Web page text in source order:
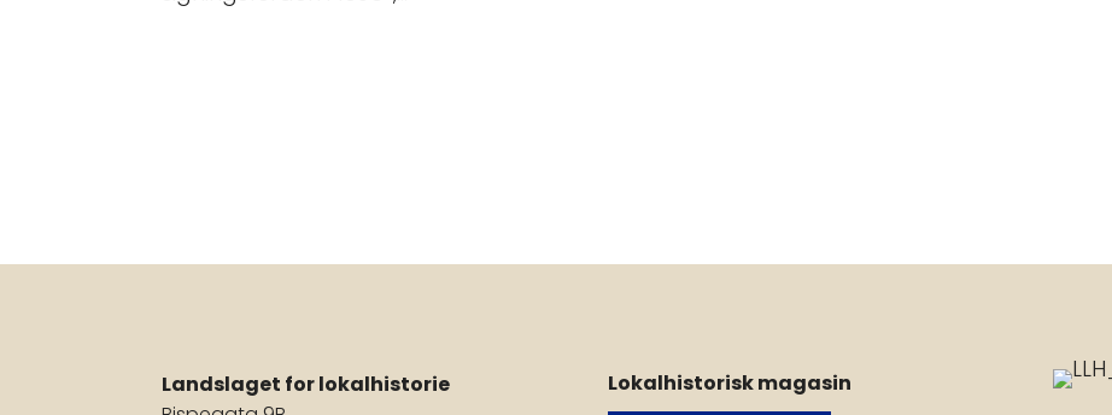
Landslaget for lokalhistorie
Lokalhistorisk magasin